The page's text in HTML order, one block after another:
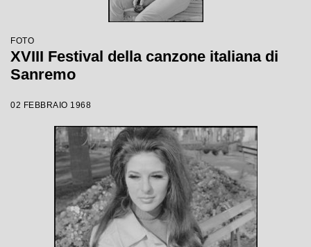
FOTO
XVIII Festival della canzone italiana di
Sanremo
02 FEBBRAIO 1968